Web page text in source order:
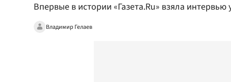
Впервые в истории «Газета.Ru» взяла интервью
Владимир Гелаев